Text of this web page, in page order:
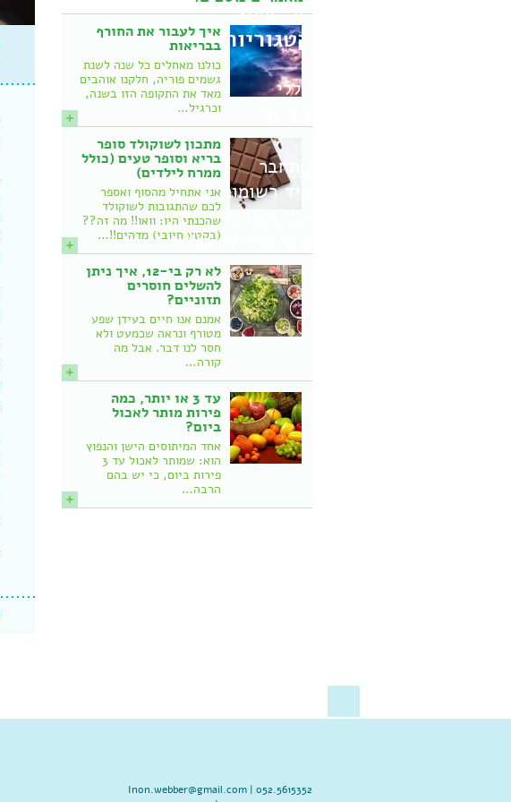
יולי 2014
קטגוריות
כללי
התחבר
פיד רשומות
פיד תגובות
WordPress.org
איך לעבור את החורף
בבריאות
כולנו מאחלים כל שנה לשנת
גשמים פוריה, חלקנו אוהבים
מאד את התקופה הזו בשנה,
וכרגיל…
מתכון לשוקולד סופר
בריא וסופר טעים (כולל
ממרח לילדים)
אני אתחיל מהסוף ואספר
לכם שהתגובות לשוקולד
שהכנתי היו: וואו!! מה זה??
(בקטע חיובי) מדהים!!…
לא רק בי-12, איך ניתן
להשלים חוסרים
תזוניים?
אמנם אנו חיים בעידן שפע
מטורף ונראה שכמעט ולא
חסר לנו דבר. אבל מה
קורה…
עד 3 או יותר, כמה
פירות מותר לאכול
ביום?
אחד המיתוסים הישן והנפוץ
הוא: שמותר לאכול עד 3
פירות ביום, כי יש בהם
הרבה…
052.5615352 |
Inon.webber@gmail.com